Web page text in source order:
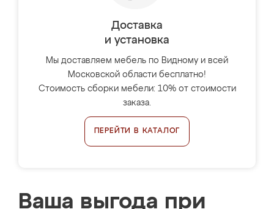
Доставка
и установка
Мы доставляем мебель по Видному и всей
Московской области бесплатно!
Стоимость сборки мебели: 10% от стоимости
заказа.
ПЕРЕЙТИ В КАТАЛОГ
Ваша выгода при